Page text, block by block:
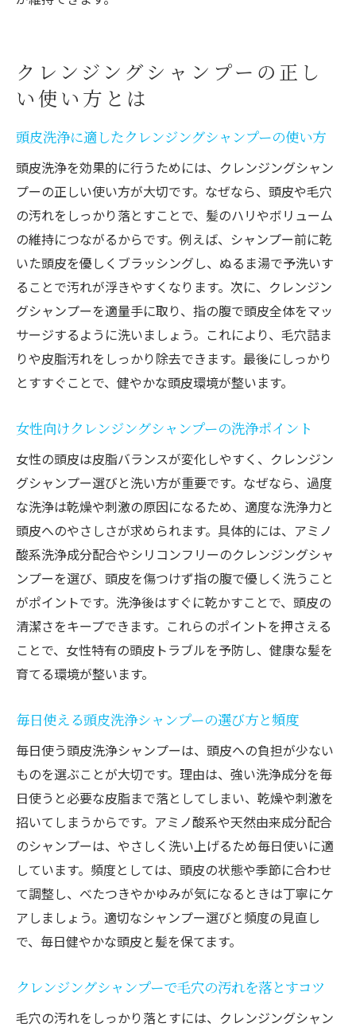
クレンジングシャンプーの正し
い使い方とは
頭皮洗浄に適したクレンジングシャンプーの使い方
頭皮洗浄を効果的に行うためには、クレンジングシャン
プーの正しい使い方が大切です。なぜなら、頭皮や毛穴
の汚れをしっかり落とすことで、髪のハリやボリューム
の維持につながるからです。例えば、シャンプー前に乾
いた頭皮を優しくブラッシングし、ぬるま湯で予洗いす
ることで汚れが浮きやすくなります。次に、クレンジン
グシャンプーを適量手に取り、指の腹で頭皮全体をマッ
サージするように洗いましょう。これにより、毛穴詰ま
りや皮脂汚れをしっかり除去できます。最後にしっかり
とすすぐことで、健やかな頭皮環境が整います。
女性向けクレンジングシャンプーの洗浄ポイント
女性の頭皮は皮脂バランスが変化しやすく、クレンジン
グシャンプー選びと洗い方が重要です。なぜなら、過度
な洗浄は乾燥や刺激の原因になるため、適度な洗浄力と
頭皮へのやさしさが求められます。具体的には、アミノ
酸系洗浄成分配合やシリコンフリーのクレンジングシャ
ンプーを選び、頭皮を傷つけず指の腹で優しく洗うこと
がポイントです。洗浄後はすぐに乾かすことで、頭皮の
清潔さをキープできます。これらのポイントを押さえる
ことで、女性特有の頭皮トラブルを予防し、健康な髪を
育てる環境が整います。
毎日使える頭皮洗浄シャンプーの選び方と頻度
毎日使う頭皮洗浄シャンプーは、頭皮への負担が少ない
ものを選ぶことが大切です。理由は、強い洗浄成分を毎
日使うと必要な皮脂まで落としてしまい、乾燥や刺激を
招いてしまうからです。アミノ酸系や天然由来成分配合
のシャンプーは、やさしく洗い上げるため毎日使いに適
しています。頻度としては、頭皮の状態や季節に合わせ
て調整し、べたつきやかゆみが気になるときは丁寧にケ
アしましょう。適切なシャンプー選びと頻度の見直し
で、毎日健やかな頭皮と髪を保てます。
クレンジングシャンプーで毛穴の汚れを落とすコツ
毛穴の汚れをしっかり落とすには、クレンジングシャン